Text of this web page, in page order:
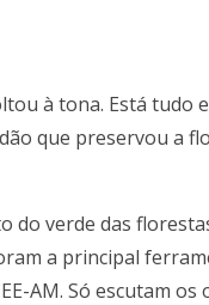
à tona. Está tudo
que preservou a
do verde das
a principal
AM. Só escutam os